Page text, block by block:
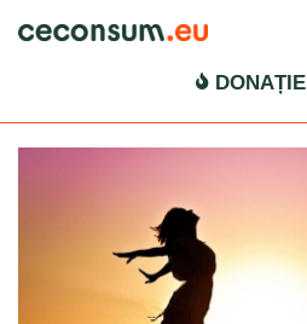
DONAȚIE